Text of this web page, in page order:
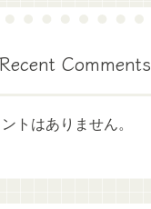
Recent Comments
トはありません。